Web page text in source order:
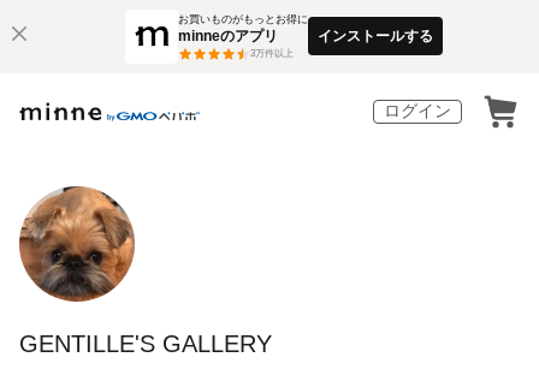
お買いものがもっとお得に
minneのアプリ
3万件以上
インストールする
ログイン
GENTILLE'S GALLERY